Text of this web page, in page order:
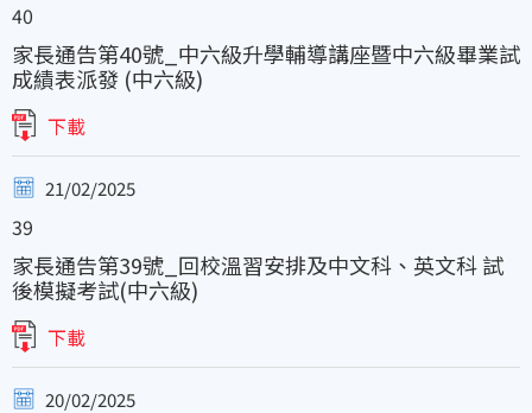
40
家長通告第40號_中六級升學輔導講座暨中六級畢業試
成績表派發 (中六級)
下載
21/02/2025
39
家長通告第39號_回校溫習安排及中文科、英文科 試
後模擬考試(中六級)
下載
20/02/2025